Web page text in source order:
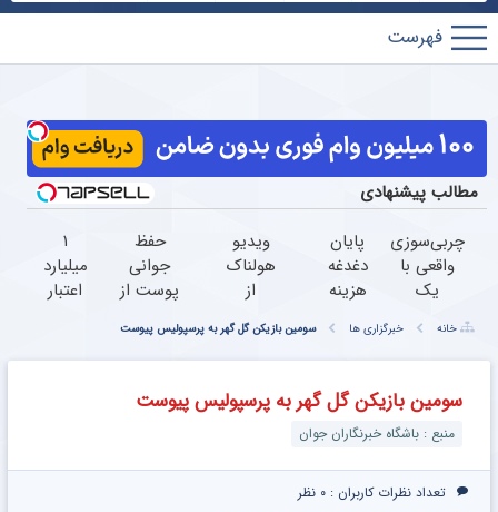
پارس
فوتبال
مطالب پیشنهادی
چربی‌سوزی
واقعی با
یک
خوش‌طعم!
(تعداد
قبل از
تموم شدن
پایان
دغدغه
هزینه
دندان
پزشکی
با پک
سفید
کننده
ویدیو
هولناک
از
جوان
کارتن
خوابی
میلیاردر
حفظ
جوانی
پوست از
دریا با
جلبک
۱
میلیارد
اعتبار
بدون
خانه خبرگزاری ها سومین بازیکن گل گهر به پرسپولیس پیوست
سومین بازیکن گل گهر به پرسپولیس پیوست
منبع : باشگاه خبرنگاران جوان
تعداد نظرات کاربران : ۰ نظر